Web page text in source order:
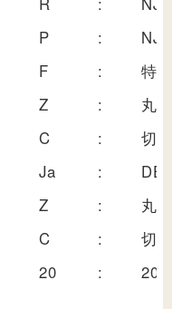
P
:
F
:
特
Z
:
丸
C
:
切
Ja :
Z
:
丸
C
:
切
20 : 20